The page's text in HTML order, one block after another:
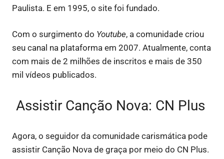
Paulista. E em 1995, o site foi fundado.
Com o surgimento do Youtube, a comunidade criou
seu canal na plataforma em 2007. Atualmente, conta
com mais de 2 milhões de inscritos e mais de 350
mil vídeos publicados.
Assistir Canção Nova: CN Plus
Agora, o seguidor da comunidade carismática pode
assistir Canção Nova de graça por meio do CN Plus.